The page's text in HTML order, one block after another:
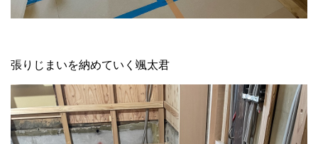
張りじまいを納めていく颯太君